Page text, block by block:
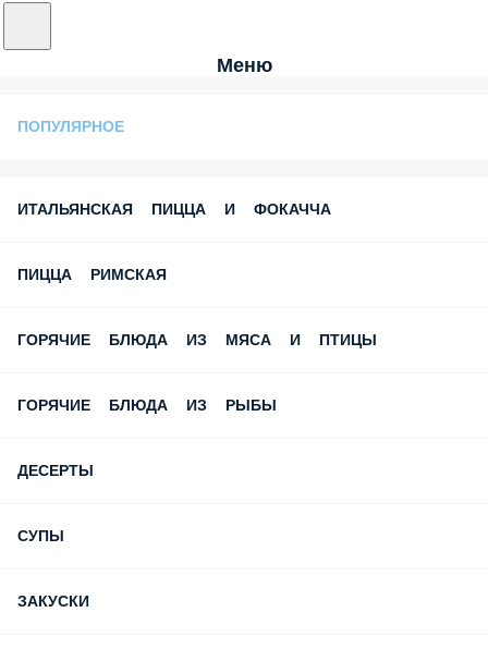
Меню
ПОПУЛЯРНОЕ
ИТАЛЬЯНСКАЯ ПИЦЦА И ФОКАЧЧА
ПИЦЦА РИМСКАЯ
ГОРЯЧИЕ БЛЮДА ИЗ МЯСА И ПТИЦЫ
ГОРЯЧИЕ БЛЮДА ИЗ РЫБЫ
ДЕСЕРТЫ
СУПЫ
ЗАКУСКИ